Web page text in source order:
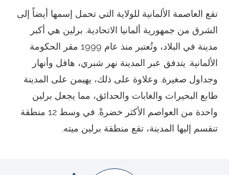
تقع العاصمة الألمانية للولاية التي تحمل إسمها أيضاً إلى
الشرق من جمهورية ألمانيا الاتحادية. برلين هي أكبر
مدينة في البلاد، وتُعتبر منذ عام 1999 مقر الحكومة
الألمانية. يتدفق عبر المدينة نهر شبري، هافل وأنهار
وجداول صغيرة. وعلاوة على ذلك، يهيمن على المدينة
طابع البحيرات والغابات والحدائق، مما يجعل برلين
واحدة من العواصم الأكثر خضرةً. في وسط 12 منطقة
تنقسم إليها المدينة، تقع منطقة برلين ميته.